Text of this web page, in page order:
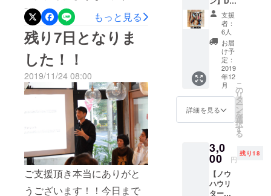
験だけどw) みなさんから応
援のメッセージがあったか
ら、ここまで走ってこれま
した！ 気持ち的に折れそう
な時もありましたが、挑戦
せずに諦めるより、成功や
失敗は考えず、自分を信じ
て行動しようと考えて、今
日までこれました。 最初は
ベースキャンプ場ですが こ
のいすみベースを拠点に →
もっと見る
残り7日となりま
した！！
2019/11/24 08:00
ご支援頂き本当にありがと
うございます！！今日まで
体験 築
50年の
古民家
をリノ
ベー
ション
中 私が
古民家
に行く
週末
に、一
緒にDIY
す。 イ
ンパク
トドラ
イ
バー、
支援
者：
6人
お届
け予
定：
2019
年12
月
詳細を見る
こ
の
リ
タ
ー
ン
を
選
択
す
る
3,0
00 円
残り18
【ノウ
ハウリ
ター